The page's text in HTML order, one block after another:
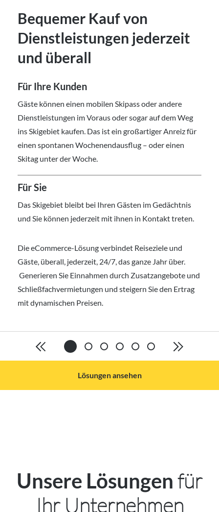
Bequemer Kauf von
Dienstleistungen jederzeit
und überall
Für Ihre Kunden
Gäste können einen mobilen Skipass oder andere
Dienstleistungen im Voraus oder sogar auf dem Weg
ins Skigebiet kaufen. Das ist ein großartiger Anreiz für
einen spontanen Wochenendausflug – oder einen
Skitag unter der Woche.
Für Sie
Das Skigebiet bleibt bei Ihren Gästen im Gedächtnis
und Sie können jederzeit mit ihnen in Kontakt treten.
Die eCommerce-Lösung verbindet Reiseziele und
Gäste, überall, jederzeit, 24/7, das ganze Jahr über.
Generieren Sie Einnahmen durch Zusatzangebote und
Schließfachvermietungen und steigern Sie den Ertrag
mit dynamischen Preisen.
Lösungen ansehen
Unsere Lösungen für
Ihr Unternehmen